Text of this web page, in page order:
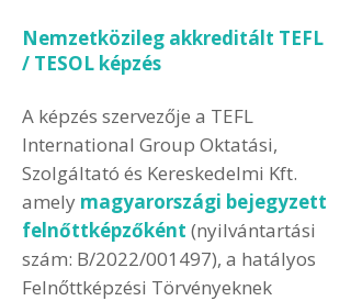
Nemzetközileg akkreditált TEFL
/ TESOL képzés
A képzés szervezője a TEFL
International Group Oktatási,
Szolgáltató és Kereskedelmi Kft.
amely magyarországi bejegyzett
felnőttképzőként (nyilvántartási
szám: B/2022/001497), a hatályos
Felnőttképzési Törvényeknek